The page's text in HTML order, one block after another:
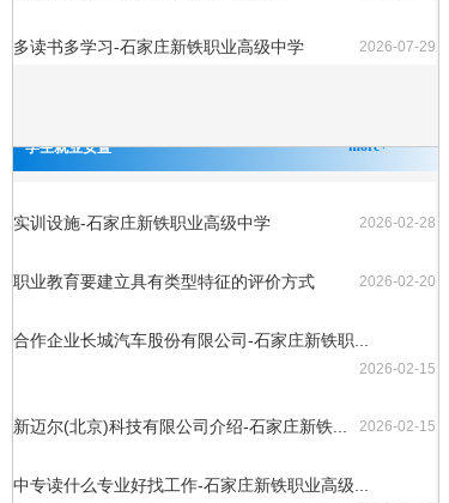
学生就业安置 more+
​实训设施-石家庄新铁职业高级中学 2026-02-28
职业教育要建立具有类型特征的评价方式 2026-02-20
合作企业长城汽车股份有限公司-石家庄新铁职...
2026-02-15
新迈尔(北京)科技有限公司介绍-石家庄新铁... 2026-02-15
中专读什么专业好找工作-石家庄新铁职业高级...
多读书多学习-石家庄新铁职业高级中学 2026-07-29